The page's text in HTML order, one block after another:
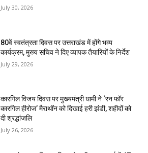
July 30, 2026
80वें स्वतंत्रता दिवस पर उत्तराखंड में होंगे भव्य
कार्यक्रम, मुख्य सचिव ने दिए व्यापक तैयारियों के निर्देश
July 29, 2026
कारगिल विजय दिवस पर मुख्यमंत्री धामी ने ‘रन फॉर
कारगिल हीरोज’ मैराथॉन को दिखाई हरी झंडी, शहीदों को
दी श्रद्धांजलि
July 26, 2026